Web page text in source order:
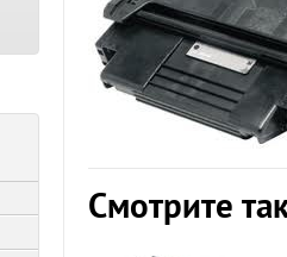
Смотрите